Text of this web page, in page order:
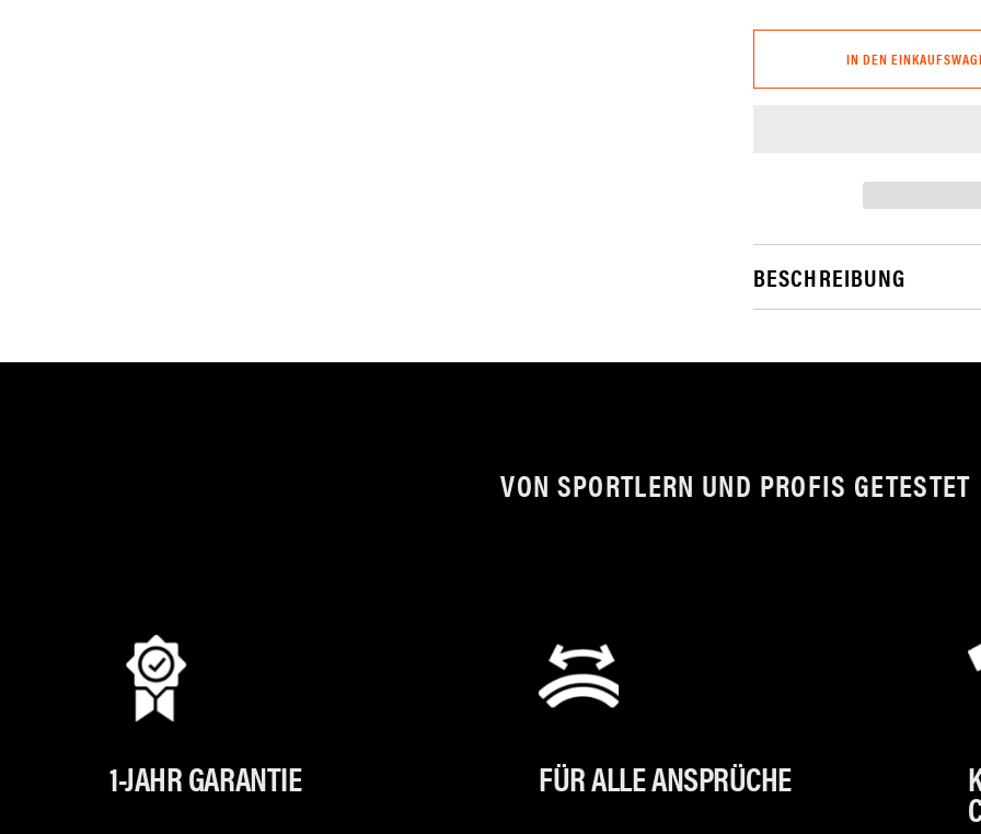
IN DEN
BESCHREIBUNG
VON SPORTLERN UND PROFIS GETESTET
1-JAHR GARANTIE FÜR ALLE ANSPRÜCHE